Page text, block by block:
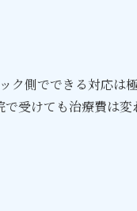
ク側でできる対応は
受けても治療費は